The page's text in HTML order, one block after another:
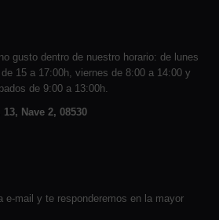
gusto dentro de nuestro horario: de lunes
15 a 17:00h, viernes de 8:00 a 14:00 y
de 9:00 a 13:00h.
Nave 2, 08530
e-mail y te responderemos en la mayor